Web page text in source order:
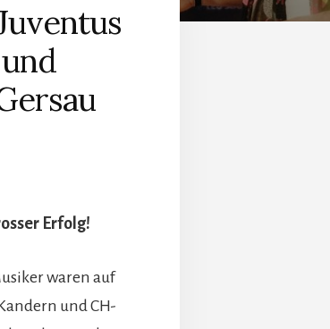
Erfolg!
waren auf
und CH-